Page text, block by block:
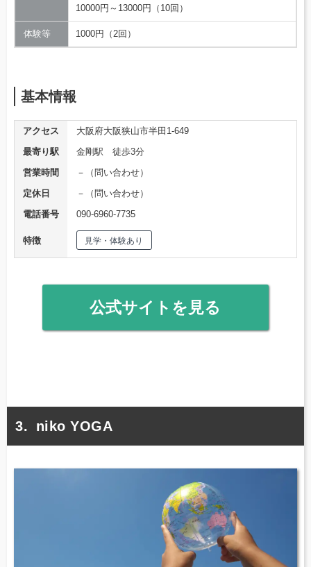
10000円～13000円（10回）
体験等 1000円（2回）
基本情報
アクセス
大阪府大阪狭山市半田1-649
最寄り駅
金剛駅 徒歩3分
営業時間
－（問い合わせ）
定休日
－（問い合わせ）
電話番号
090-6960-7735
特徴 見学・体験あり
公式サイトを見る
niko YOGA